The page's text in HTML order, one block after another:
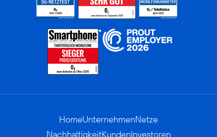
HomeUnternehmenNetze
NachhaltigkeitKundenInvestoren